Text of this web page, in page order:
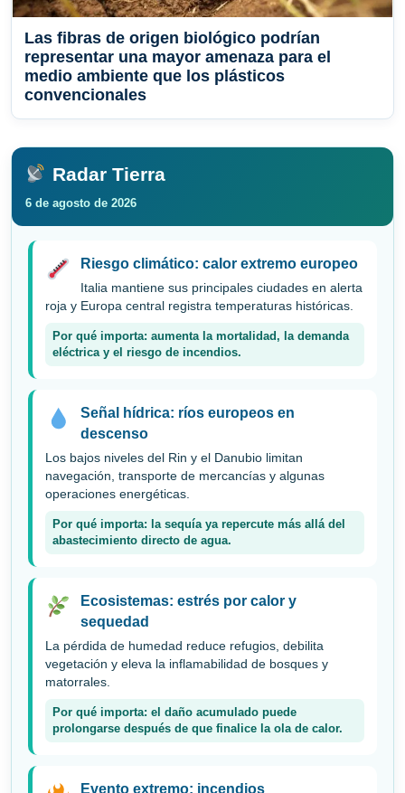
Las fibras de origen biológico podrían
representar una mayor amenaza para el
medio ambiente que los plásticos
convencionales
Radar Tierra
6 de agosto de 2026
Riesgo climático: calor extremo europeo
Italia mantiene sus principales ciudades en alerta
roja y Europa central registra temperaturas históricas.
Por qué importa: aumenta la mortalidad, la demanda
eléctrica y el riesgo de incendios.
Señal hídrica: ríos europeos en
descenso
Los bajos niveles del Rin y el Danubio limitan
navegación, transporte de mercancías y algunas
operaciones energéticas.
Por qué importa: la sequía ya repercute más allá del
abastecimiento directo de agua.
Ecosistemas: estrés por calor y
sequedad
La pérdida de humedad reduce refugios, debilita
vegetación y eleva la inflamabilidad de bosques y
matorrales.
Por qué importa: el daño acumulado puede
prolongarse después de que finalice la ola de calor.
Evento extremo: incendios